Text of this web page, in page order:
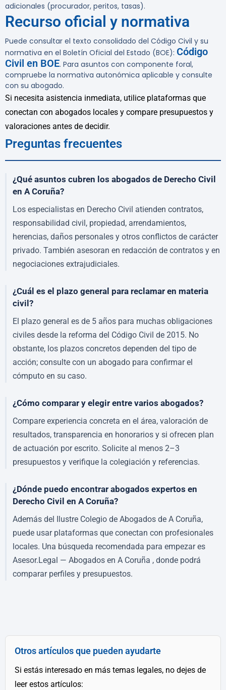
adicionales (procurador, peritos, tasas).
Recurso oficial y normativa
Puede consultar el texto consolidado del Código Civil y su
normativa en el Boletín Oficial del Estado (BOE): Código
Civil en BOE. Para asuntos con componente foral,
compruebe la normativa autonómica aplicable y consulte
con su abogado.
Si necesita asistencia inmediata, utilice plataformas que
conectan con abogados locales y compare presupuestos y
valoraciones antes de decidir.
Preguntas frecuentes
¿Qué asuntos cubren los abogados de Derecho Civil
en A Coruña?
Los especialistas en Derecho Civil atienden contratos,
responsabilidad civil, propiedad, arrendamientos,
herencias, daños personales y otros conflictos de carácter
privado. También asesoran en redacción de contratos y en
negociaciones extrajudiciales.
¿Cuál es el plazo general para reclamar en materia
civil?
El plazo general es de 5 años para muchas obligaciones
civiles desde la reforma del Código Civil de 2015. No
obstante, los plazos concretos dependen del tipo de
acción; consulte con un abogado para confirmar el
cómputo en su caso.
¿Cómo comparar y elegir entre varios abogados?
Compare experiencia concreta en el área, valoración de
resultados, transparencia en honorarios y si ofrecen plan
de actuación por escrito. Solicite al menos 2–3
presupuestos y verifique la colegiación y referencias.
¿Dónde puedo encontrar abogados expertos en
Derecho Civil en A Coruña?
Además del Ilustre Colegio de Abogados de A Coruña,
puede usar plataformas que conectan con profesionales
locales. Una búsqueda recomendada para empezar es
Asesor.Legal — Abogados en A Coruña , donde podrá
comparar perfiles y presupuestos.
Otros artículos que pueden ayudarte
Si estás interesado en más temas legales, no dejes de
leer estos artículos: